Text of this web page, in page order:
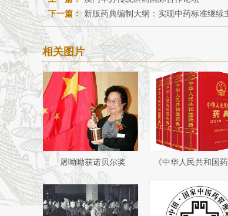
下一篇： 新版药典编制大纲：实现中药标准继续
相关图片
屠呦呦获诺贝尔奖 《中华人民共和国药